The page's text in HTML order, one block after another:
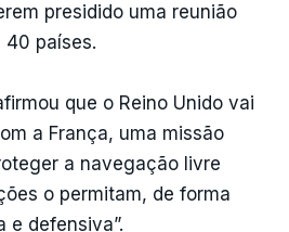
presidido uma reunião
países.
que o Reino Unido vai
a França, uma missão
a navegação livre
o permitam, de forma
e defensiva”.